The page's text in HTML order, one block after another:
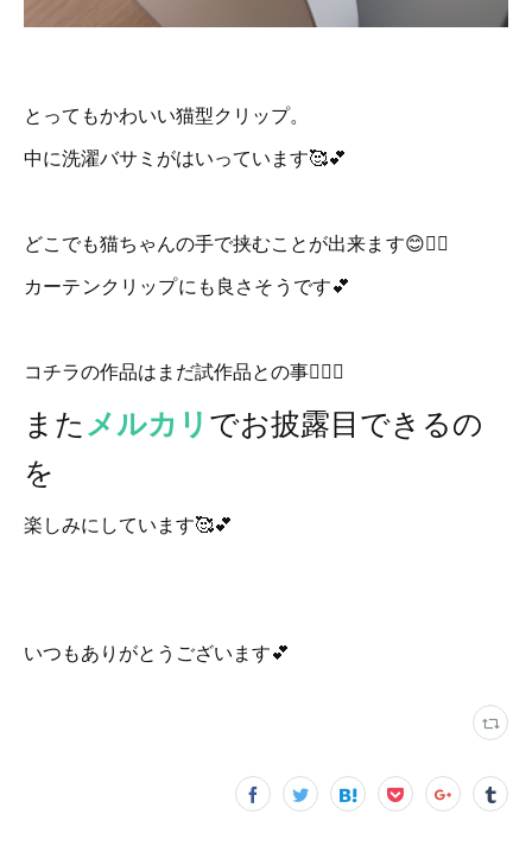
とってもかわいい猫型クリップ。
中に洗濯バサミがはいっています🥰💕
どこでも猫ちゃんの手で挟むことが出来ます😊👌🏻
カーテンクリップにも良さそうです💕
コチラの作品はまだ試作品との事👌🏻✨
またメルカリでお披露目できるの
を
楽しみにしています🥰💕
いつもありがとうございます💕